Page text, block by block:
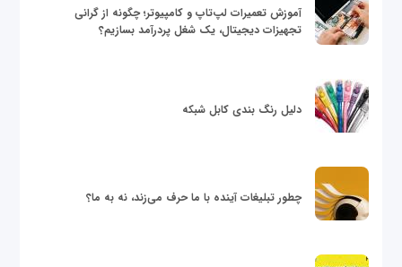
آموزش تعمیرات لپ‌تاپ و کامپیوتر؛ چگونه از گرانی
تجهیزات دیجیتال، یک شغل پردرآمد بسازیم؟
دلیل رنگ بندی کابل شبکه
چطور تبلیغات آینده با ما حرف می‌زند، نه به ما؟